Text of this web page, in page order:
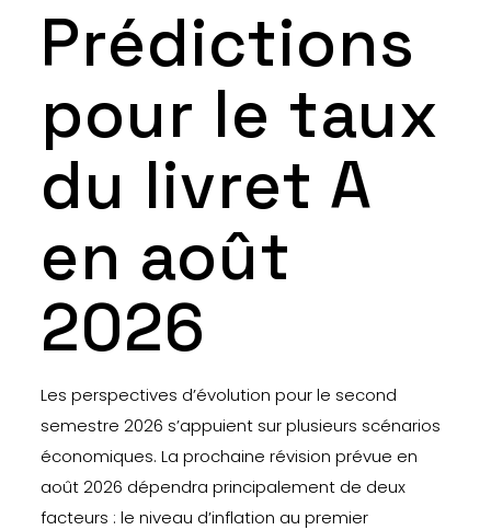
Prédictions
pour le taux
du livret A
en août
2026
Les perspectives d’évolution pour le second
semestre 2026 s’appuient sur plusieurs scénarios
économiques. La prochaine révision prévue en
août 2026 dépendra principalement de deux
facteurs : le niveau d’inflation au premier